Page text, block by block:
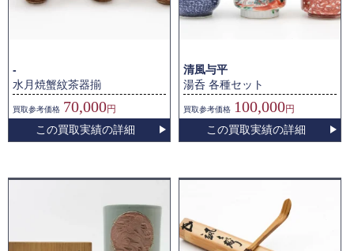
-
水月焼蟹紋茶器揃
買取参考価格 70,000円
この買取実績の詳細
清風与平
湯呑 各種セット
買取参考価格 100,000円
この買取実績の詳細